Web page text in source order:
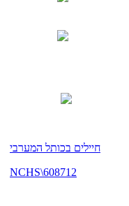
חיילים בכותל המערבי
NCHS\608712